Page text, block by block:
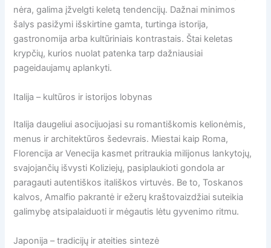
nėra, galima įžvelgti keletą tendencijų. Dažnai minimos
šalys pasižymi išskirtine gamta, turtinga istorija,
gastronomija arba kultūriniais kontrastais. Štai keletas
krypčių, kurios nuolat patenka tarp dažniausiai
pageidaujamų aplankyti.
Italija – kultūros ir istorijos lobynas
Italija daugeliui asocijuojasi su romantiškomis kelionėmis,
menus ir architektūros šedevrais. Miestai kaip Roma,
Florencija ar Venecija kasmet pritraukia milijonus lankytojų,
svajojančių išvysti Koliziejų, pasiplaukioti gondola ar
paragauti autentiškos itališkos virtuvės. Be to, Toskanos
kalvos, Amalfio pakrantė ir ežerų kraštovaizdžiai suteikia
galimybę atsipalaiduoti ir mėgautis lėtu gyvenimo ritmu.
Japonija – tradicijų ir ateities sintezė